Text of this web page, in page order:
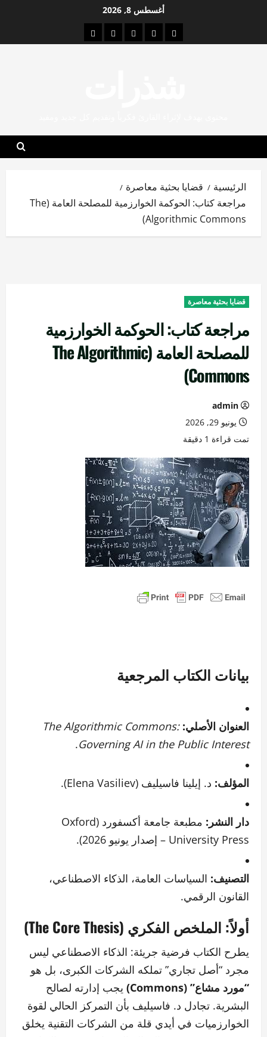
أغسطس 8, 2026
الصفحةقضاياالإنسانيات
الاقتصادقراءات
الرئيسية
قضايا بحثية معاصرة
مراجعة كتاب: الحوكمة الخوارزمية للمصلحة العامة (The
Algorithmic Commons)
قضايا بحثية معاصرة
مراجعة كتاب: الحوكمة الخوارزمية
للمصلحة العامة (The Algorithmic
Commons)
admin
يونيو 29, 2026
تمت قراءة 1 دقيقة
بيانات الكتاب المرجعية
العنوان الأصلي: The Algorithmic Commons:
Governing AI in the Public Interest
.
المؤلف: د. إيلينا فاسيليف (Elena Vasiliev).
دار النشر:
مطبعة جامعة أكسفورد (Oxford
University Press – إصدار يونيو 2026).
التصنيف: السياسات العامة، الذكاء الاصطناعي،
القانون الرقمي.
أولاً: الملخص الفكري (The Core Thesis)
يطرح الكتاب فرضية جريئة: الذكاء الاصطناعي ليس
مجرد “أصل تجاري” تملكه الشركات الكبرى، بل هو
“مورد مشاع” (Commons)
يجب إدارته لصالح
البشرية. تجادل د. فاسيليف بأن التمركز الحالي لقوة
الخوارزميات في أيدي قلة من الشركات التقنية يخلق